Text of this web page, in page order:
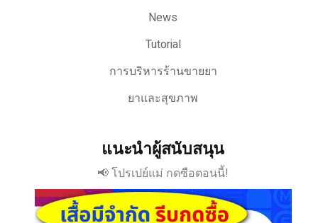
News
Tutorial
การบริหารร้านขายยา
ยาและสุขภาพ
แนะนำผู้สนับสนุน
📢 โปรเปย์แม่ กดซือตอนนี้!